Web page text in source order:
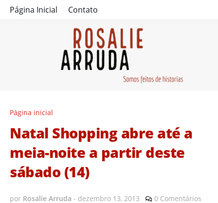
Página Inicial Contato
Página inicial
Natal Shopping abre até a
meia-noite a partir deste
sábado (14)
por Rosalie Arruda - dezembro 13, 2013 0 Comentários